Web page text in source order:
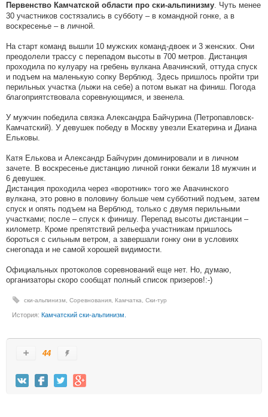
Первенство Камчатской области про ски-альпинизму. Чуть менее
30 участников состязались в субботу – в командной гонке, а в
воскресенье – в личной.
На старт команд вышли 10 мужских команд-двоек и 3 женских. Они
преодолели трассу с перепадом высоты в 700 метров. Дистанция
проходила по кулуару на гребень вулкана Авачинский, оттуда спуск
и подъем на маленькую сопку Верблюд. Здесь пришлось пройти три
перильных участка (лыжи на себе) а потом выкат на финиш. Погода
благоприятствовала соревнующимся, и звенела.
У мужчин победила связка Александра Байчурина (Петропавловск-
Камчатский). У девушек победу в Москву увезли Екатерина и Диана
Ельковы.
Катя Елькова и Александр Байчурин доминировали и в личном
зачете. В воскресенье дистанцию личной гонки бежали 18 мужчин и
6 девушек.
Дистанция проходила через «воротник» того же Авачинского
вулкана, это ровно в половину больше чем субботний подъем, затем
спуск и опять подъем на Верблюд, только с двумя перильными
участками; после – спуск к финишу. Перепад высоты дистанции –
километр. Кроме препятствий рельефа участникам пришлось
бороться с сильным ветром, а завершали гонку они в условиях
снегопада и не самой хорошей видимости.
Официальных протоколов соревнований еще нет. Но, думаю,
организаторы скоро сообщат полный список призеров!:-)
ски-альпинизм Соревнования Камчатка Ски-тур
История: Камчатский ски-альпинизм.
44